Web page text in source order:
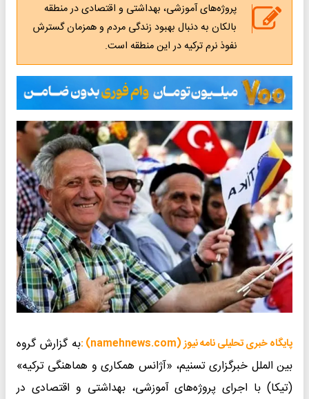
پروژه‌های آموزشی، بهداشتی و اقتصادی در منطقه
بالکان به دنبال بهبود زندگی مردم و همزمان گسترش
نفوذ نرم ترکیه در این منطقه است.
پایگاه خبری تحلیلی نامه نیوز (namehnews.com) :
به گزارش گروه
بین الملل خبرگزاری تسنیم، «آژانس همکاری و هماهنگی ترکیه»
(تیکا) با اجرای پروژه‌های آموزشی، بهداشتی و اقتصادی در